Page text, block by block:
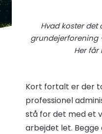
Hvad koster
grundejerforening
Her får
Kort fortalt er der
professionel
stå for det med et
arbejdet let. Begge